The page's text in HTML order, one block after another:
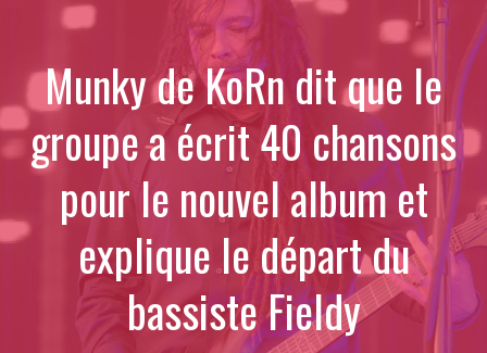
Munky de KoRn dit que le
groupe a écrit 40 chansons
pour le nouvel album et
explique le départ du
bassiste Fieldy